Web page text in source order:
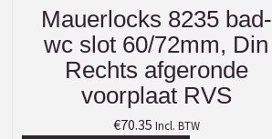
Mauerlocks 8235 bad-
wc slot 60/72mm, Din
Rechts afgeronde
voorplaat RVS
€70.35 Incl. BTW